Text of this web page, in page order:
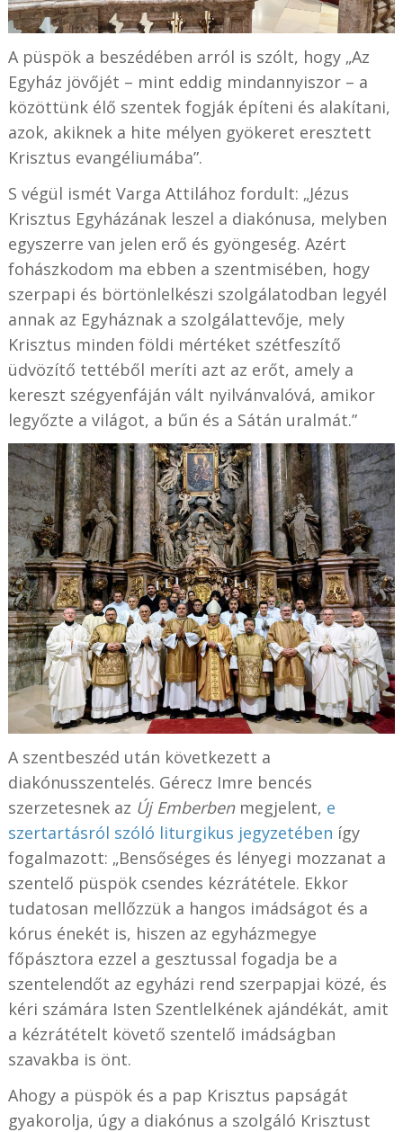
A püspök a beszédében arról is szólt, hogy „Az
Egyház jövőjét – mint eddig mindannyiszor – a
közöttünk élő szentek fogják építeni és alakítani,
azok, akiknek a hite mélyen gyökeret eresztett
Krisztus evangéliumába”.
S végül ismét Varga Attilához fordult: „Jézus
Krisztus Egyházának leszel a diakónusa, melyben
egyszerre van jelen erő és gyöngeség. Azért
fohászkodom ma ebben a szentmisében, hogy
szerpapi és börtönlelkészi szolgálatodban legyél
annak az Egyháznak a szolgálattevője, mely
Krisztus minden földi mértéket szétfeszítő
üdvözítő tettéből meríti azt az erőt, amely a
kereszt szégyenfáján vált nyilvánvalóvá, amikor
legyőzte a világot, a bűn és a Sátán uralmát.”
A szentbeszéd után következett a
diakónusszentelés. Gérecz Imre bencés
szerzetesnek az Új Emberbenmegjelent, e
szertartásról szóló liturgikus jegyzetében így
fogalmazott: „Bensőséges és lényegi mozzanat a
szentelő püspök csendes kézrátétele. Ekkor
tudatosan mellőzzük a hangos imádságot és a
kórus énekét is, hiszen az egyházmegye
főpásztora ezzel a gesztussal fogadja be a
szentelendőt az egyházi rend szerpapjai közé, és
kéri számára Isten Szentlelkének ajándékát, amit
a kézrátételt követő szentelő imádságban
szavakba is önt.
Ahogy a püspök és a pap Krisztus papságát
gyakorolja, úgy a diakónus a szolgáló Krisztust